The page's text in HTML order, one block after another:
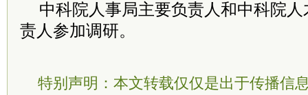
中科院人事局主要负责人和中科院
责人参加调研。
特别声明：本文转载仅仅是出于传播信